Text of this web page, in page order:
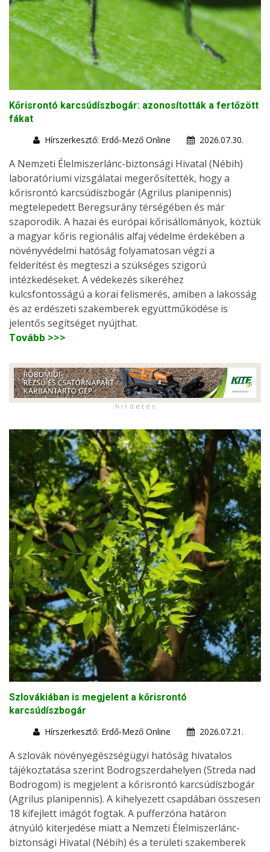
Kőrisrontó karcsúdíszbogár: azonosították a fertőzött
fákat
Hírszerkesztő: Erdő-Mező Online
2026.07.30.
A Nemzeti Élelmiszerlánc-biztonsági Hivatal (Nébih)
laboratóriumi vizsgálatai megerősítették, hogy a
kőrisrontó karcsúdíszbogár (Agrilus planipennis)
megtelepedett Beregsurány térségében és már
szaporodik. A hazai és európai kőrisállományok, köztük
a magyar kőris regionális alfaj védelme érdekében a
növényvédelmi hatóság folyamatosan végzi a
felderítést és megteszi a szükséges szigorú
intézkedéseket. A védekezés sikeréhez
kulcsfontosságú a korai felismerés, amiben a lakosság
és az erdészeti szakemberek együttműködése is
jelentős segítséget nyújthat.
Tovább >>>
h i r d e t é s
Szlovákiában is megjelent a kőrisrontó
karcsúdíszbogár
Hírszerkesztő: Erdő-Mező Online
2026.07.21.
A szlovák növényegészségügyi hatóság hivatalos
tájékoztatása szerint Bodrogszerdahelyen (Streda nad
Bodrogom) is megjelent a kőrisrontó karcsúdíszbogár
(Agrilus planipennis). A kihelyezett csapdában összesen
18 kifejlett imágót fogtak. A pufferzóna határon
átnyúló kiterjedése miatt a Nemzeti Élelmiszerlánc-
biztonsági Hivatal (Nébih) és a területi szakemberek